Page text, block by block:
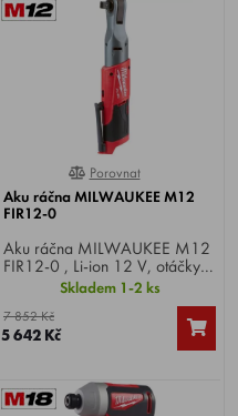
0%
Porovnat
Aku ráčna MILWAUKEE M12
FIR12-0
Aku ráčna MILWAUKEE M12
FIR12-0 , Li-ion 12 V, otáčky
0-175/min, max. utahovací
moment 81 Nm, upínání 1/2"
čtyřhran, hmotnost 1,5 kg.
Skladem 1-2 ks
7 852 Kč
5 642 Kč